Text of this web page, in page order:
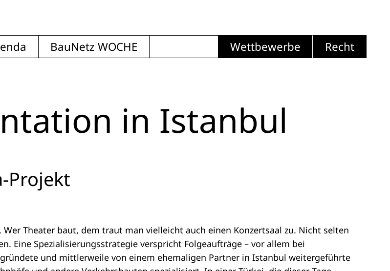
BauNetz WOCHE Wettbewerbe Recht
in Istanbul
Projekt
Theater baut, dem traut man vielleicht auch einen Konzertsaal zu. Nicht selten
Eine Spezialisierungsstrategie verspricht Folgeaufträge – vor allem bei
und mittlerweile von einem ehemaligen Partner in Istanbul weitergeführte